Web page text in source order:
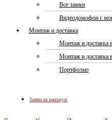
Все замки
Видеодомофон с
Монтаж и доставка
Монтаж и доставка
Монтаж и доставка
Портфолио
Заявка на заказную